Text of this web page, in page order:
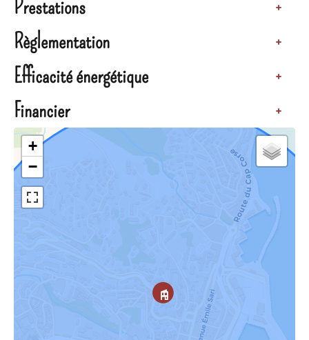
Prestations +
Règlementation +
Efficacité énergétique +
Financier +
+
−